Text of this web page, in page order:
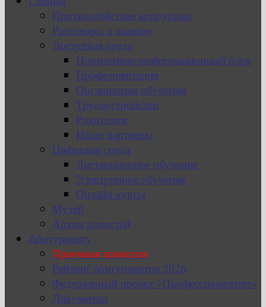
Противодействие коррупции
Разговоры о важном
Доступная среда
Нормативно-информационный блок
Профориентация
Организация обучения
Трудоустройство
Родителям
Наши партнеры
Цифровая среда
Дистанционное обучение
Электронное обучение
Онлайн-курсы
Музей
Архив новостей
Абитуриенту
Приемная комиссия
Рейтинг абитуриентов 2026
Федеральный проект «Профессионалитет»
Документы